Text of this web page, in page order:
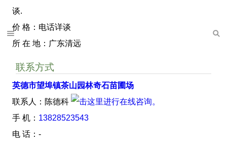
谈.
价 格：电话详谈
所 在 地：广东清远
联系方式
英德市望埠镇茶山园林奇石苗圃场
联系人：陈德科
手 机： 13828523543
电 话：-